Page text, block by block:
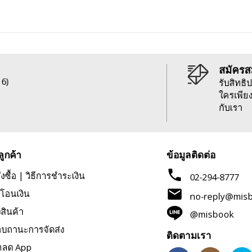
สมัคร
รับสิทธิ
ใครเพี
กับเรา
กค้า
ซื้อ | วิธีการชำระเงิน
อนเงิน
นค้า
ถานะการจัดส่ง
ด App
ข้อมูลติดต่อ
phone 02-294-8777
mail
no-
@misbook
ติดตามเรา